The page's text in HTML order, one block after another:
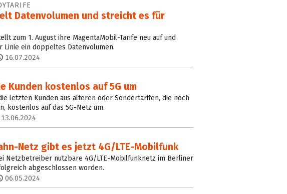
Datenvolumen und streicht es für
zum 1. August ihre MagentaMobil-Tarife neu auf und
ein doppeltes Datenvolumen.
16.07.2024
Kunden kostenlos auf 5G um
letzten Kunden aus älteren oder Sondertarifen, die noch
kostenlos auf das 5G-Netz um.
13.06.2024
Netz gibt es jetzt 4G/LTE-Mobilfunk
Netzbetreiber nutzbare 4G/LTE-Mobilfunknetz im Berliner
abgeschlossen worden.
06.05.2024